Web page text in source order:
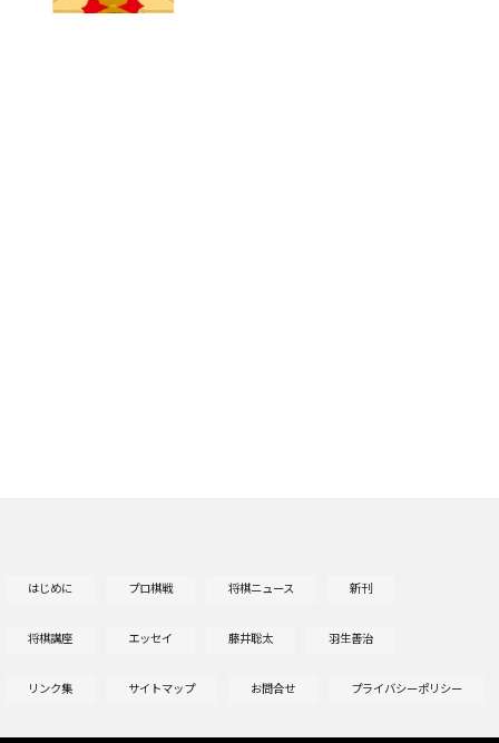
はじめに プロ棋戦 将棋ニュース 新刊
将棋講座 エッセイ 藤井聡太 羽生善治
リンク集 サイトマップ お問合せ プライバシーポリシー